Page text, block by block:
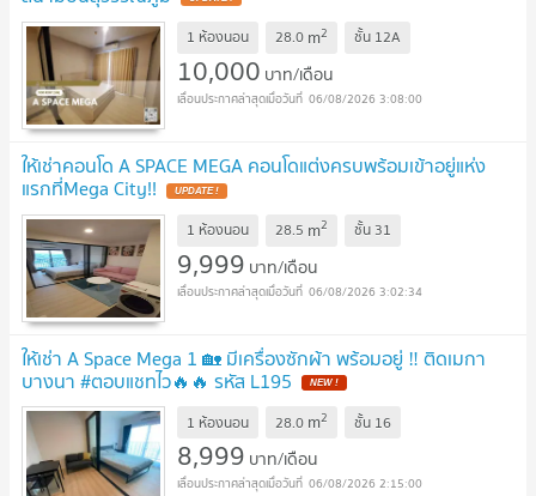
1 ห้องนอน 28.0 m2 ชั้น 12A
10,000 บาท/เดือน
06/08/2026 3:08:00
ให้เช่าคอนโด A SPACE MEGA คอนโดแต่งครบพร้อมเข้าอยู่แห่ง
แรกที่Mega City!!
1 ห้องนอน 28.5 m2 ชั้น 31
9,999 บาท/เดือน
06/08/2026 3:02:34
ให้เช่า A Space Mega 1 🏡 มีเครื่องซักผ้า พร้อมอยู่ ‼️ ติดเมกา
บางนา #ตอบแชทไว🔥🔥 รหัส L195
1 ห้องนอน 28.0 m2 ชั้น 16
8,999 บาท/เดือน
06/08/2026 2:15:00